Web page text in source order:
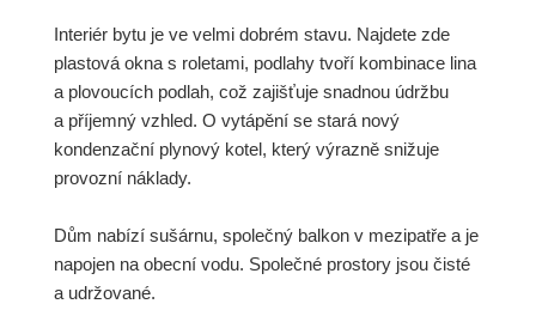
Interiér bytu je ve velmi dobrém stavu. Najdete zde
plastová okna s roletami, podlahy tvoří kombinace lina
a plovoucích podlah, což zajišťuje snadnou údržbu
a příjemný vzhled. O vytápění se stará nový
kondenzační plynový kotel, který výrazně snižuje
provozní náklady.
Dům nabízí sušárnu, společný balkon v mezipatře a je
napojen na obecní vodu. Společné prostory jsou čisté
a udržované.